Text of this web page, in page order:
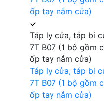
Táp ly cửa, táp bi
7T B07 (1 bộ gồm
ốp tay nắm cửa)
Táp ly cửa, táp bi
7T B07 (1 bộ gồm
ốp tay nắm cửa)